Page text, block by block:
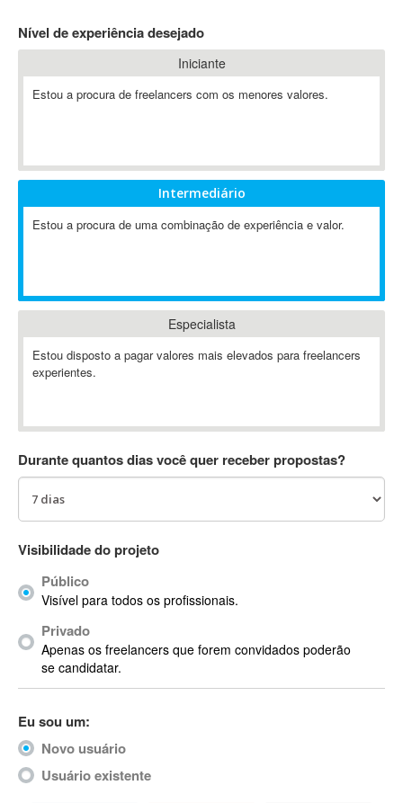
802.11
A-GPS
ABAP
Abaqus
ABBYY FineReader
Ableton
Ableton Push
Abstract
AC3
ACID Pro
ACPI
Acrobat
Acrobat X
Acronis
ACT
Actimize
ActionScript
ActionScript 3
Nível de experiência desejado
Iniciante
Estou a procura de freelancers com os menores valores.
Intermediário
Estou a procura de uma combinação de experiência e valor.
Especialista
Estou disposto a pagar valores mais elevados para freelancers
experientes.
Durante quantos dias você quer receber propostas?
Visibilidade do projeto
Público
Visível para todos os profissionais.
Privado
Apenas os freelancers que forem convidados poderão
se candidatar.
Eu sou um:
Novo usuário
Usuário existente